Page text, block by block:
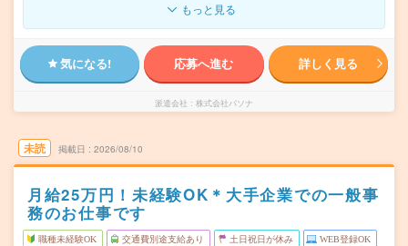
もっと見る
気になる! 応募へ進む 詳しく見る
派遣会社 株式会社パソナ
未読 掲載日 2026/08/10
月給25万円！未経験OK＊大手企業での一般事
務のお仕事です
職種未経験OK 交通費別途支給あり 土日祝日が休み WEB登録OK